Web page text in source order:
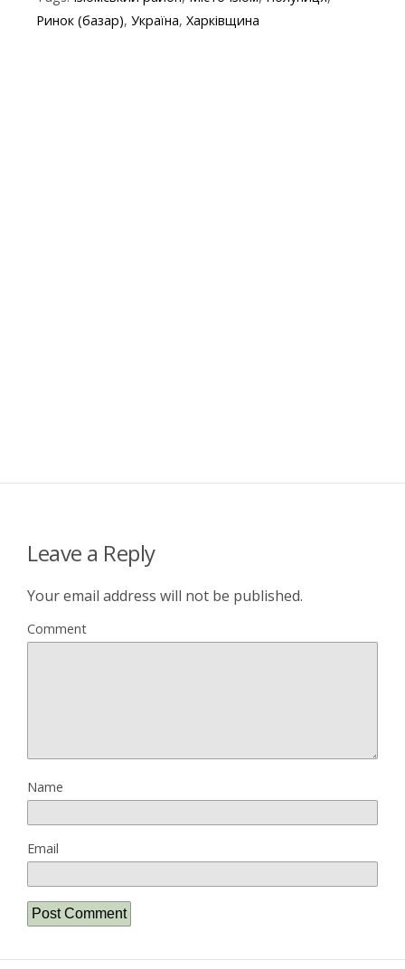
b er gr s p
Ринок (базар), Україна, Харківщина
Leave a Reply
Your email address will not be published.
Comment
Name
Email